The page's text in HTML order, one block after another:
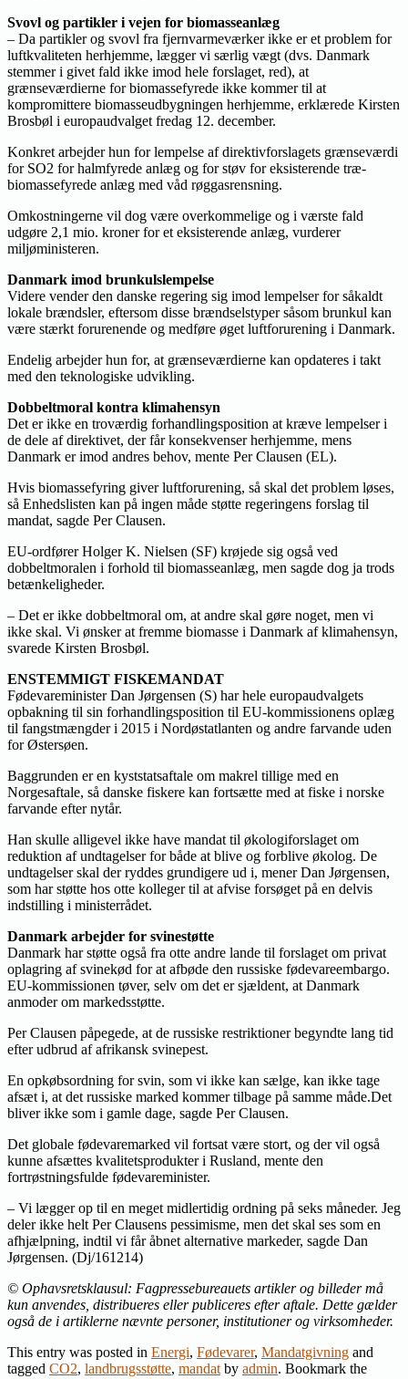
Svovl og partikler i vejen for biomasseanlæg
– Da partikler og svovl fra fjernvarmeværker ikke er et problem for
luftkvaliteten herhjemme, lægger vi særlig vægt (dvs. Danmark
stemmer i givet fald ikke imod hele forslaget, red), at
grænseværdierne for biomassefyrede ikke kommer til at
kompromittere biomasseudbygningen herhjemme, erklærede Kirsten
Brosbøl i europaudvalget fredag 12. december.
Konkret arbejder hun for lempelse af direktivforslagets grænseværdi
for SO2 for halmfyrede anlæg og for støv for eksisterende træ-
biomassefyrede anlæg med våd røggasrensning.
Omkostningerne vil dog være overkommelige og i værste fald
udgøre 2,1 mio. kroner for et eksisterende anlæg, vurderer
miljøministeren.
Danmark imod brunkulslempelse
Videre vender den danske regering sig imod lempelser for såkaldt
lokale brændsler, eftersom disse brændselstyper såsom brunkul kan
være stærkt forurenende og medføre øget luftforurening i Danmark.
Endelig arbejder hun for, at grænseværdierne kan opdateres i takt
med den teknologiske udvikling.
Dobbeltmoral kontra klimahensyn
Det er ikke en troværdig forhandlingsposition at kræve lempelser i
de dele af direktivet, der får konsekvenser herhjemme, mens
Danmark er imod andres behov, mente Per Clausen (EL).
Hvis biomassefyring giver luftforurening, så skal det problem løses,
så Enhedslisten kan på ingen måde støtte regeringens forslag til
mandat, sagde Per Clausen.
EU-ordfører Holger K. Nielsen (SF) krøjede sig også ved
dobbeltmoralen i forhold til biomasseanlæg, men sagde dog ja trods
betænkeligheder.
– Det er ikke dobbeltmoral om, at andre skal gøre noget, men vi
ikke skal. Vi ønsker at fremme biomasse i Danmark af klimahensyn,
svarede Kirsten Brosbøl.
ENSTEMMIGT FISKEMANDAT
Fødevareminister Dan Jørgensen (S) har hele europaudvalgets
opbakning til sin forhandlingsposition til EU-kommissionens oplæg
til fangstmængder i 2015 i Nordøstatlanten og andre farvande uden
for Østersøen.
Baggrunden er en kyststatsaftale om makrel tillige med en
Norgesaftale, så danske fiskere kan fortsætte med at fiske i norske
farvande efter nytår.
Han skulle alligevel ikke have mandat til økologiforslaget om
reduktion af undtagelser for både at blive og forblive økolog. De
undtagelser skal der ryddes grundigere ud i, mener Dan Jørgensen,
som har støtte hos otte kolleger til at afvise forsøget på en delvis
indstilling i ministerrådet.
Danmark arbejder for svinestøtte
Danmark har støtte også fra otte andre lande til forslaget om privat
oplagring af svinekød for at afbøde den russiske fødevareembargo.
EU-kommissionen tøver, selv om det er sjældent, at Danmark
anmoder om markedsstøtte.
Per Clausen påpegede, at de russiske restriktioner begyndte lang tid
efter udbrud af afrikansk svinepest.
En opkøbsordning for svin, som vi ikke kan sælge, kan ikke tage
afsæt i, at det russiske marked kommer tilbage på samme måde.Det
bliver ikke som i gamle dage, sagde Per Clausen.
Det globale fødevaremarked vil fortsat være stort, og der vil også
kunne afsættes kvalitetsprodukter i Rusland, mente den
fortrøstningsfulde fødevareminister.
– Vi lægger op til en meget midlertidig ordning på seks måneder. Jeg
deler ikke helt Per Clausens pessimisme, men det skal ses som en
afhjælpning, indtil vi får åbnet alternative markeder, sagde Dan
Jørgensen. (Dj/161214)
© Ophavsretsklausul: Fagpressebureauets artikler og billeder må
kun anvendes, distribueres eller publiceres efter aftale. Dette gælder
også de i artiklerne nævnte personer, institutioner og virksomheder.
This entry was posted in Energi, Fødevarer, Mandatgivning and
tagged CO2, landbrugsstøtte, mandat by admin. Bookmark the